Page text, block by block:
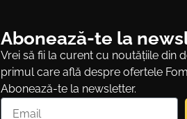
Abonează-te la
Vrei să fii la curent cu noutățiile din
primul care află despre ofertele
Abonează-te la newsletter.